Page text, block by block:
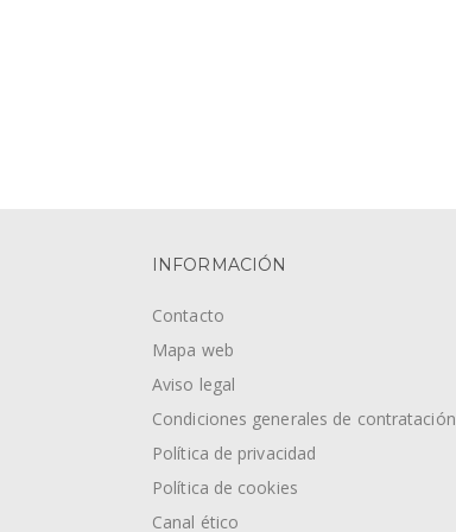
INFORMACIÓN
Contacto
Mapa web
Aviso legal
Condiciones generales de contratación
Política de privacidad
Política de cookies
Canal ético